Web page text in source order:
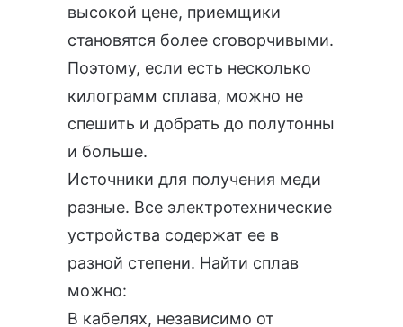
высокой цене, приемщики
становятся более сговорчивыми.
Поэтому, если есть несколько
килограмм сплава, можно не
спешить и добрать до полутонны
и больше.
Источники для получения меди
разные. Все электротехнические
устройства содержат ее в
разной степени. Найти сплав
можно:
В кабелях, независимо от